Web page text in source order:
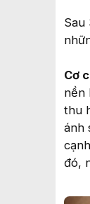
Sau
Cơ
nền
thu
ánh
đó,